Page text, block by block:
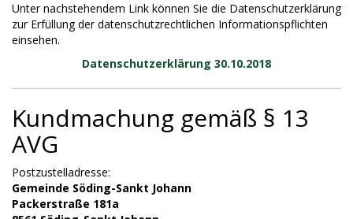
Unter nachstehendem Link können Sie die Datenschutzerklärung
zur Erfüllung der datenschutzrechtlichen Informationspflichten
einsehen.
Datenschutzerklärung 30.10.2018
Kundmachung gemäß § 13
AVG
Postzustelladresse:
Gemeinde Söding-Sankt Johann
Packerstraße 181a